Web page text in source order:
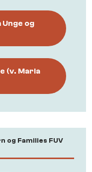
Unge og
(v. Maria
og Families FUV